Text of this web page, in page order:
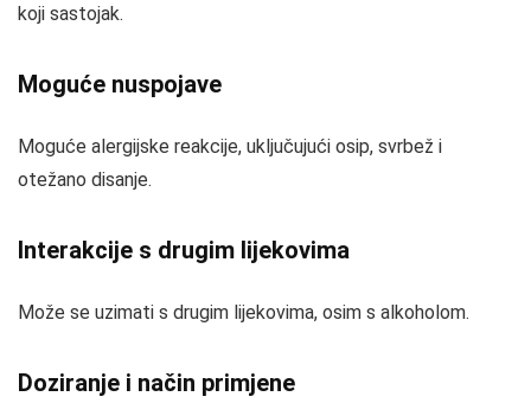
koji sastojak.
Moguće nuspojave
Moguće alergijske reakcije, uključujući osip, svrbež i
otežano disanje.
Interakcije s drugim lijekovima
Može se uzimati s drugim lijekovima, osim s alkoholom.
Doziranje i način primjene